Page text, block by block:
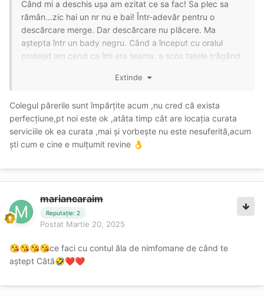
Când mi a deschis ușa am ezitat ce sa fac! Sa plec sa
rămân...zic hai un nr nu e bai! Într-adevăr pentru o
descărcare merge. Dar descărcare nu plăcere. Ma
aștepta într un bady negru. Când a început cu oralul
protejat am cerut ca îmi era teama a scos tatele trăgând
zis ca se gâdila în timp ce făcea oralul. Nu spectaculos. I
dintre picioare și a săltat textila pe burta! Are burtica
lasata! A dat de trepida patul și scartia. I am zis sa treacă
caprita sa termin odată dar scartaia patul de uitam ca fut.
Într un final am terminat, nimic spectaculos. Repet merge
Extinde
Colegul părerile sunt împărțite acum ,nu cred că exista
perfecțiune,pt noi este ok ,atâta timp cât are locația curata
serviciile ok ea curata ,mai și vorbește nu este nesuferită,acum
ști cum e cine e mulțumit revine 👌
mariancaraim
Reputație: 2
Postat Martie 20, 2025
😘😘😘😘ce faci cu contul ăla de nimfomane de când te
aștept Câtă🤣❤️❤️